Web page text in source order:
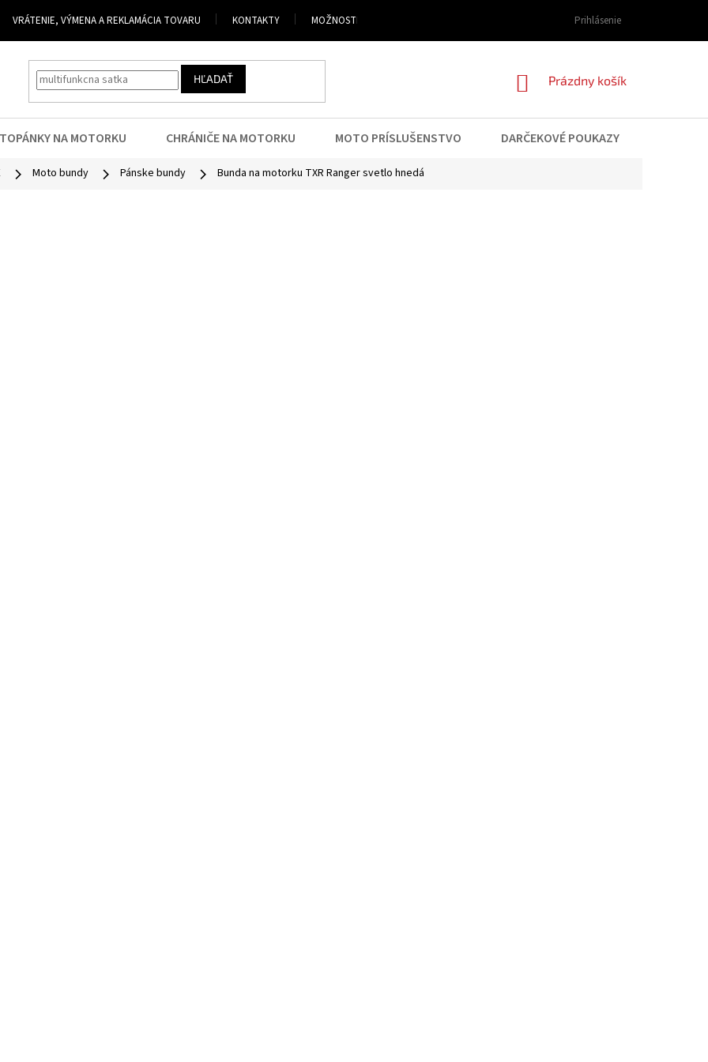
VRÁTENIE, VÝMENA A REKLAMÁCIA TOVARU KONTAKTY MOŽNOSTI DOPRAVY A PLATBY OBCHODNÉ PODMIENKY PODMIENKY
Prihlásenie
HĽADAŤ
NÁKUPNÝ
Prázdny košík
TOPÁNKY NA MOTORKU CHRÁNIČE NA MOTORKU MOTO PRÍSLUŠENSTVO DARČEKOVÉ POUKAZY
Moto bundy Pánske bundy Bunda na motorku TXR Ranger svetlo hnedá